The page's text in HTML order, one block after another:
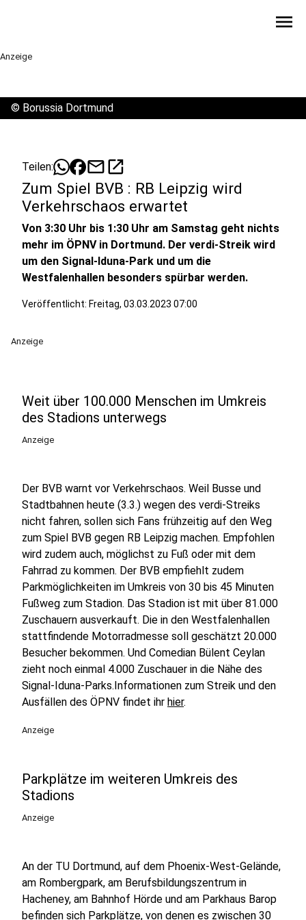
menu
Anzeige
© Borussia Dortmund
Teilen: mailopen_in_new
Zum Spiel BVB : RB Leipzig wird
Verkehrschaos erwartet
Von 3:30 Uhr bis 1:30 Uhr am Samstag geht nichts
mehr im ÖPNV in Dortmund. Der verdi-Streik wird
um den Signal-Iduna-Park und um die
Westfalenhallen besonders spürbar werden.
Veröffentlicht: Freitag, 03.03.2023 07:00
Anzeige
Weit über 100.000 Menschen im Umkreis
des Stadions unterwegs
Anzeige
Der BVB warnt vor Verkehrschaos. Weil Busse und
Stadtbahnen heute (3.3.) wegen des verdi-Streiks
nicht fahren, sollen sich Fans frühzeitig auf den Weg
zum Spiel BVB gegen RB Leipzig machen. Empfohlen
wird zudem auch, möglichst zu Fuß oder mit dem
Fahrrad zu kommen. Der BVB empfiehlt zudem
Parkmöglichkeiten im Umkreis von 30 bis 45 Minuten
Fußweg zum Stadion. Das Stadion ist mit über 81.000
Zuschauern ausverkauft. Die in den Westfalenhallen
stattfindende Motorradmesse soll geschätzt 20.000
Besucher bekommen. Und Comedian Bülent Ceylan
zieht noch einmal 4.000 Zuschauer in die Nähe des
Signal-Iduna-Parks.Informationen zum Streik und den
Ausfällen des ÖPNV findet ihr hier.
Anzeige
Parkplätze im weiteren Umkreis des
Stadions
Anzeige
An der TU Dortmund, auf dem Phoenix-West-Gelände,
am Rombergpark, am Berufsbildungszentrum in
Hacheney, am Bahnhof Hörde und am Parkhaus Barop
befinden sich Parkplätze, von denen es zwischen 30